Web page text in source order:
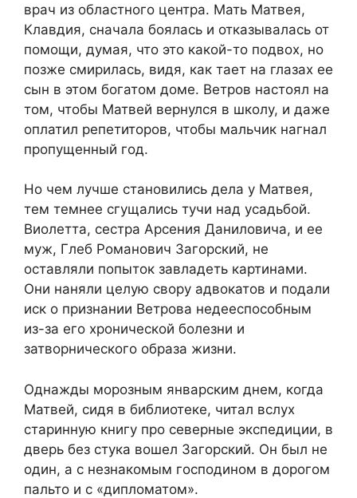
врач из областного центра. Мать Матвея,
Клавдия, сначала боялась и отказывалась от
помощи, думая, что это какой-то подвох, но
позже смирилась, видя, как тает на глазах ее
сын в этом богатом доме. Ветров настоял на
том, чтобы Матвей вернулся в школу, и даже
оплатил репетиторов, чтобы мальчик нагнал
пропущенный год.
Но чем лучше становились дела у Матвея,
тем темнее сгущались тучи над усадьбой.
Виолетта, сестра Арсения Даниловича, и ее
муж, Глеб Романович Загорский, не
оставляли попыток завладеть картинами.
Они наняли целую свору адвокатов и подали
иск о признании Ветрова недееспособным
из-за его хронической болезни и
затворнического образа жизни.
Однажды морозным январским днем, когда
Матвей, сидя в библиотеке, читал вслух
старинную книгу про северные экспедиции, в
дверь без стука вошел Загорский. Он был не
один, а с незнакомым господином в дорогом
пальто и с «дипломатом».